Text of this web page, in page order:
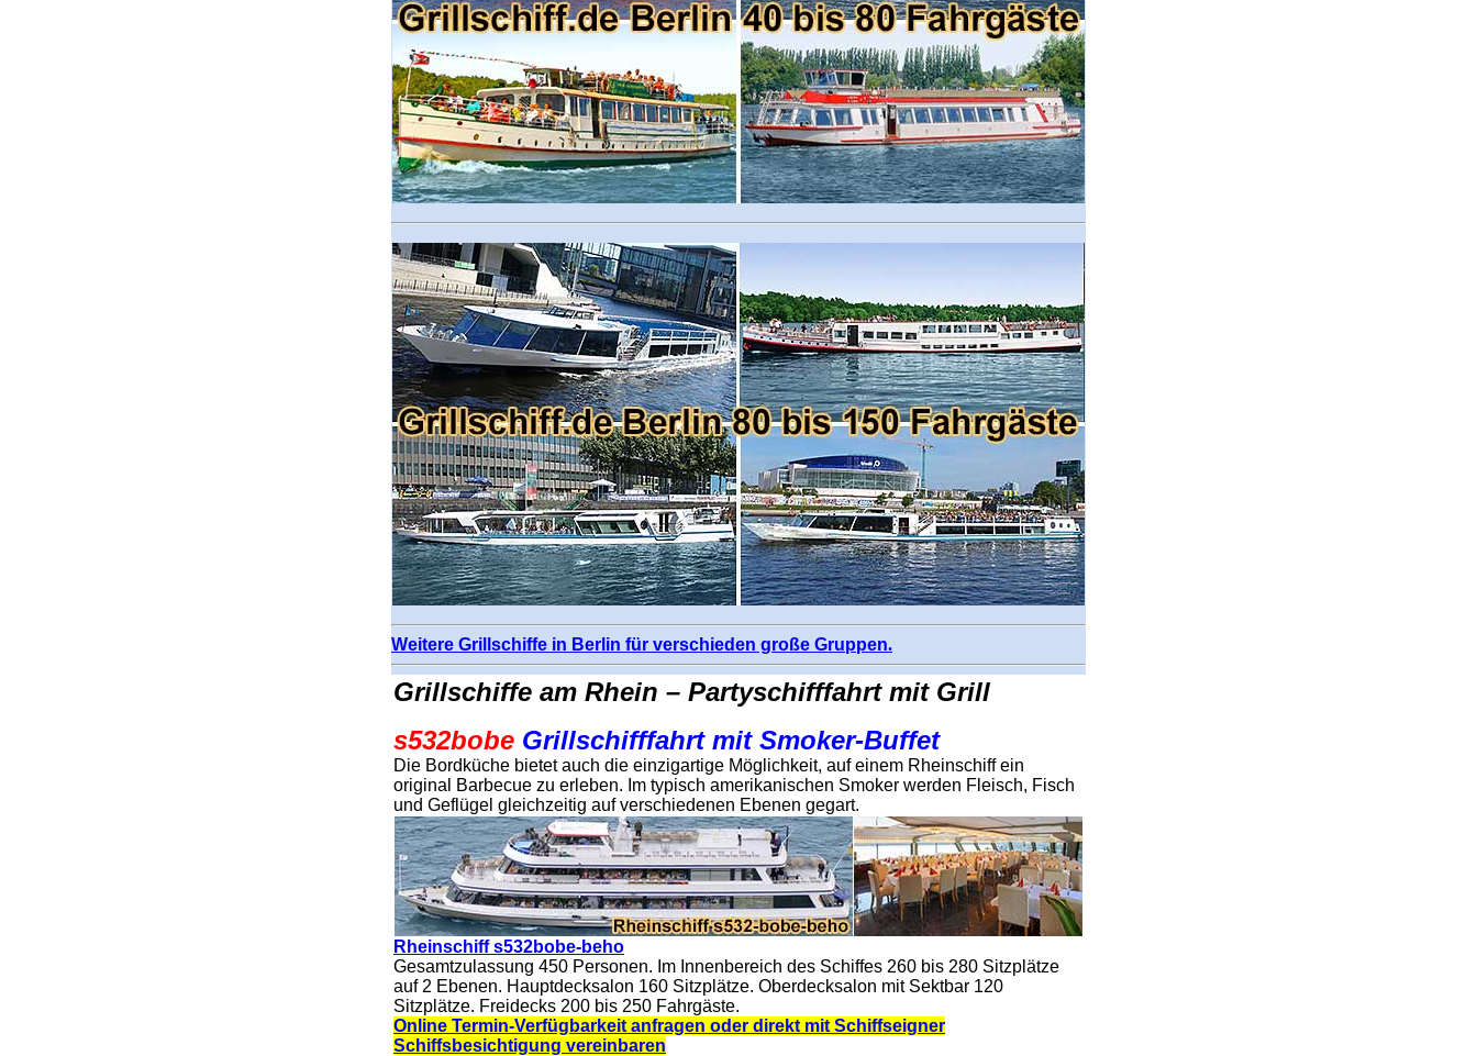
Weitere Grillschiffe in Berlin für verschieden große Gruppen.
Grillschiffe am Rhein – Partyschifffahrt mit Grill
s532bobe Grillschifffahrt mit Smoker-Buffet
Die Bordküche bietet auch die einzigartige Möglichkeit, auf einem Rheinschiff ein
original Barbecue zu erleben. Im typisch amerikanischen Smoker werden Fleisch, Fisch
und Geflügel gleichzeitig auf verschiedenen Ebenen gegart.
Rheinschiff s532bobe-beho
Gesamtzulassung 450 Personen. Im Innenbereich des Schiffes 260 bis 280 Sitzplätze
auf 2 Ebenen. Hauptdecksalon 160 Sitzplätze. Oberdecksalon mit Sektbar 120
Sitzplätze. Freidecks 200 bis 250 Fahrgäste.
Online Termin-Verfügbarkeit anfragen oder direkt mit Schiffseigner
Schiffsbesichtigung vereinbaren